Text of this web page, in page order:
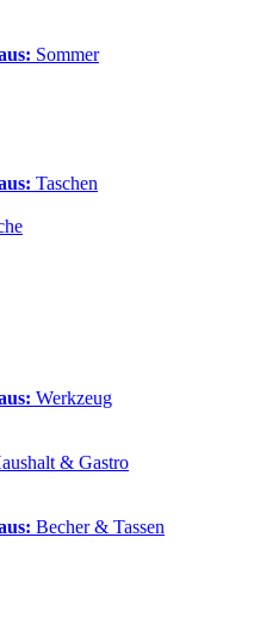
Sommer
Taschen
Werkzeug
& Gastro
Becher & Tassen